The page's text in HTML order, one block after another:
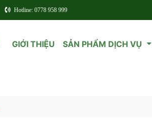
Hotline: 0778 958 999
GIỚI THIỆU SẢN PHẨM DỊCH VỤ